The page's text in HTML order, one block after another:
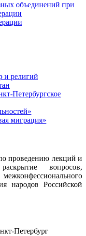
объединений при
и религий
Петербургское
миграция»
проведению лекций и
вопросов,
народов Российской
Петербург